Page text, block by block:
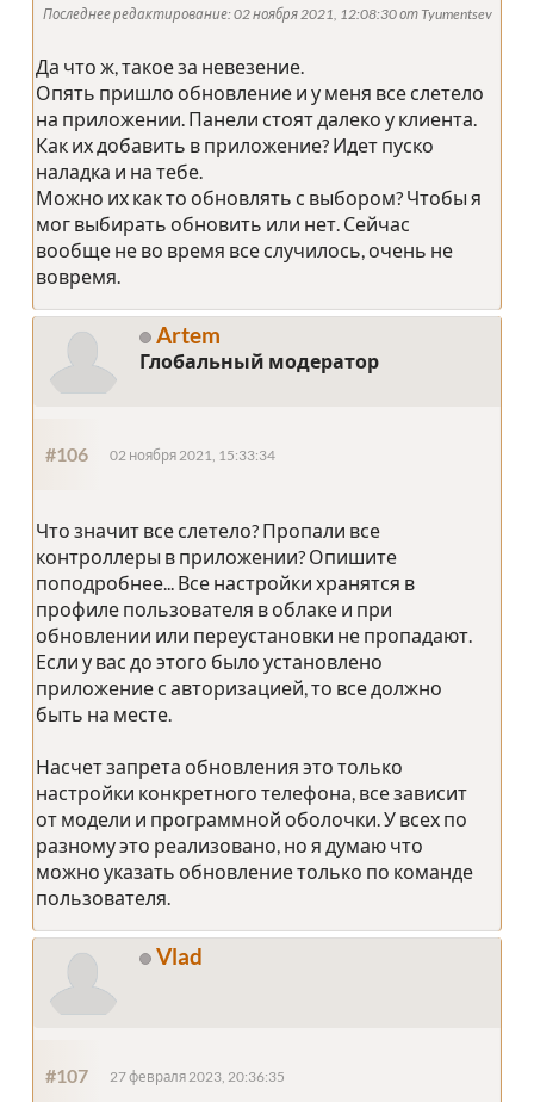
Последнее редактирование: 02 ноября 2021, 12:08:30 от Tyumentsev
Да что ж, такое за невезение.
Опять пришло обновление и у меня все слетело
на приложении. Панели стоят далеко у клиента.
Как их добавить в приложение? Идет пуско
наладка и на тебе.
Можно их как то обновлять с выбором? Чтобы я
мог выбирать обновить или нет. Сейчас
вообще не во время все случилось, очень не
вовремя.
Artem
Глобальный модератор
#106 02 ноября 2021, 15:33:34
Что значит все слетело? Пропали все
контроллеры в приложении? Опишите
поподробнее... Все настройки хранятся в
профиле пользователя в облаке и при
обновлении или переустановки не пропадают.
Если у вас до этого было установлено
приложение с авторизацией, то все должно
быть на месте.
Насчет запрета обновления это только
настройки конкретного телефона, все зависит
от модели и программной оболочки. У всех по
разному это реализовано, но я думаю что
можно указать обновление только по команде
пользователя.
Vlad
#107 27 февраля 2023, 20:36:35